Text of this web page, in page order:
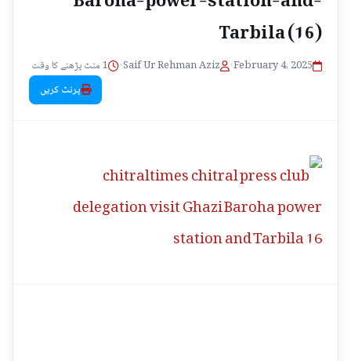
Tarbila (16)
February 4, 2025
•
Saif Ur Rehman Aziz
•
1 منٹ پڑھنے کا وقت
پرنٹ کریں